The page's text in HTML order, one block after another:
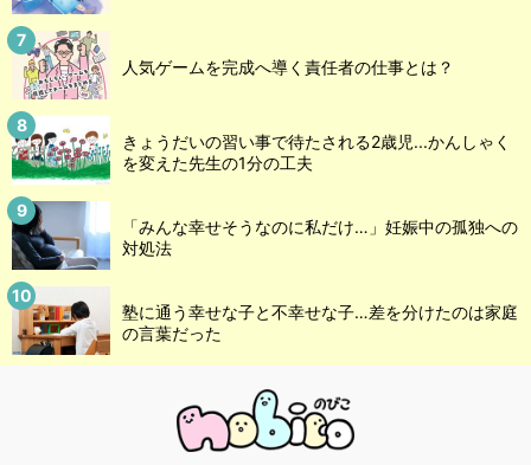
人気ゲームを完成へ導く責任者の仕事とは？
きょうだいの習い事で待たされる2歳児...かんしゃく
を変えた先生の1分の工夫
「みんな幸せそうなのに私だけ…」妊娠中の孤独への
対処法
塾に通う幸せな子と不幸せな子…差を分けたのは家庭
の言葉だった